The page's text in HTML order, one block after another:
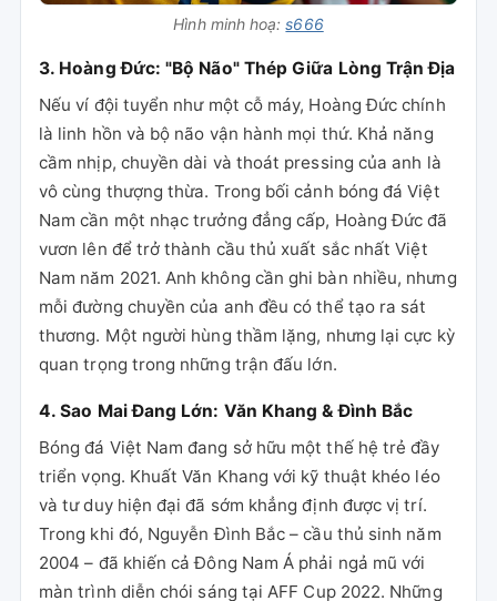
Hình minh hoạ:s666
3. Hoàng Đức: "Bộ Não" Thép Giữa Lòng Trận Địa
Nếu ví đội tuyển như một cỗ máy, Hoàng Đức chính
là linh hồn và bộ não vận hành mọi thứ. Khả năng
cầm nhịp, chuyền dài và thoát pressing của anh là
vô cùng thượng thừa. Trong bối cảnh bóng đá Việt
Nam cần một nhạc trưởng đẳng cấp, Hoàng Đức đã
vươn lên để trở thành cầu thủ xuất sắc nhất Việt
Nam năm 2021. Anh không cần ghi bàn nhiều, nhưng
mỗi đường chuyền của anh đều có thể tạo ra sát
thương. Một người hùng thầm lặng, nhưng lại cực kỳ
quan trọng trong những trận đấu lớn.
4. Sao Mai Đang Lớn: Văn Khang & Đình Bắc
Bóng đá Việt Nam đang sở hữu một thế hệ trẻ đầy
triển vọng. Khuất Văn Khang với kỹ thuật khéo léo
và tư duy hiện đại đã sớm khẳng định được vị trí.
Trong khi đó, Nguyễn Đình Bắc – cầu thủ sinh năm
2004 – đã khiến cả Đông Nam Á phải ngả mũ với
màn trình diễn chói sáng tại AFF Cup 2022. Những